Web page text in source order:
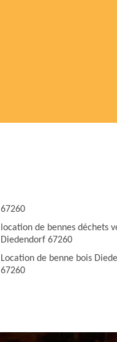
67260
location de bennes déchets
Diedendorf 67260
Location de benne bois
67260